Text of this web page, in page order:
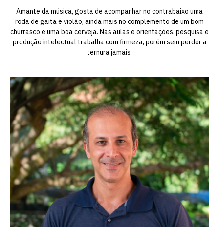
Amante da música, gosta de acompanhar no contrabaixo uma
roda de gaita e violão, ainda mais no complemento de um bom
churrasco e uma boa cerveja. Nas aulas e orientações, pesquisa e
produção intelectual trabalha com firmeza, porém sem perder a
ternura jamais.